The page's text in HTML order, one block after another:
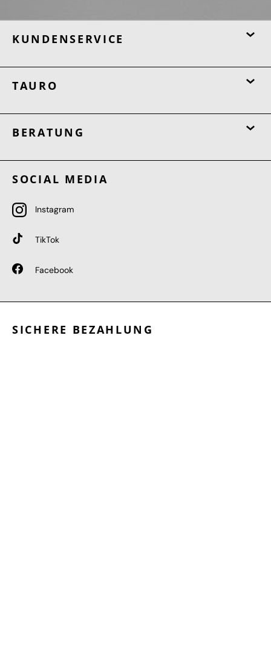
KUNDENSERVICE
TAURO
BERATUNG
SOCIAL MEDIA
Instagram
TikTok
Facebook
SICHERE BEZAHLUNG